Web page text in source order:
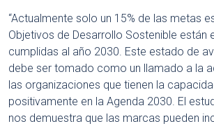
“Actualmente solo un 15% de las metas
Objetivos de Desarrollo Sostenible están
cumplidas al año 2030. Este estado de
debe ser tomado como un llamado a la
las organizaciones que tienen la
positivamente en la Agenda 2030. El
nos demuestra que las marcas pueden